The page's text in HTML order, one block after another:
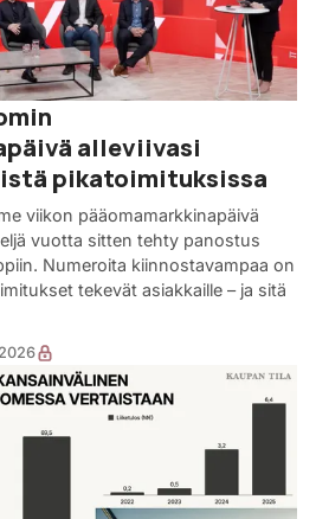
alleviivasi
pikatoimituksissa
viikon pääomamarkkinapäivä
vuotta sitten tehty panostus
Numeroita kiinnostavampaa on
tekevät asiakkaille – ja sitä